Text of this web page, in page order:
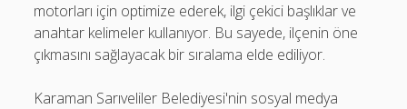
motorları için optimize ederek, ilgi çekici başlıklar ve
anahtar kelimeler kullanıyor. Bu sayede, ilçenin öne
çıkmasını sağlayacak bir sıralama elde ediliyor.
Karaman Sarıveliler Belediyesi'nin sosyal medya